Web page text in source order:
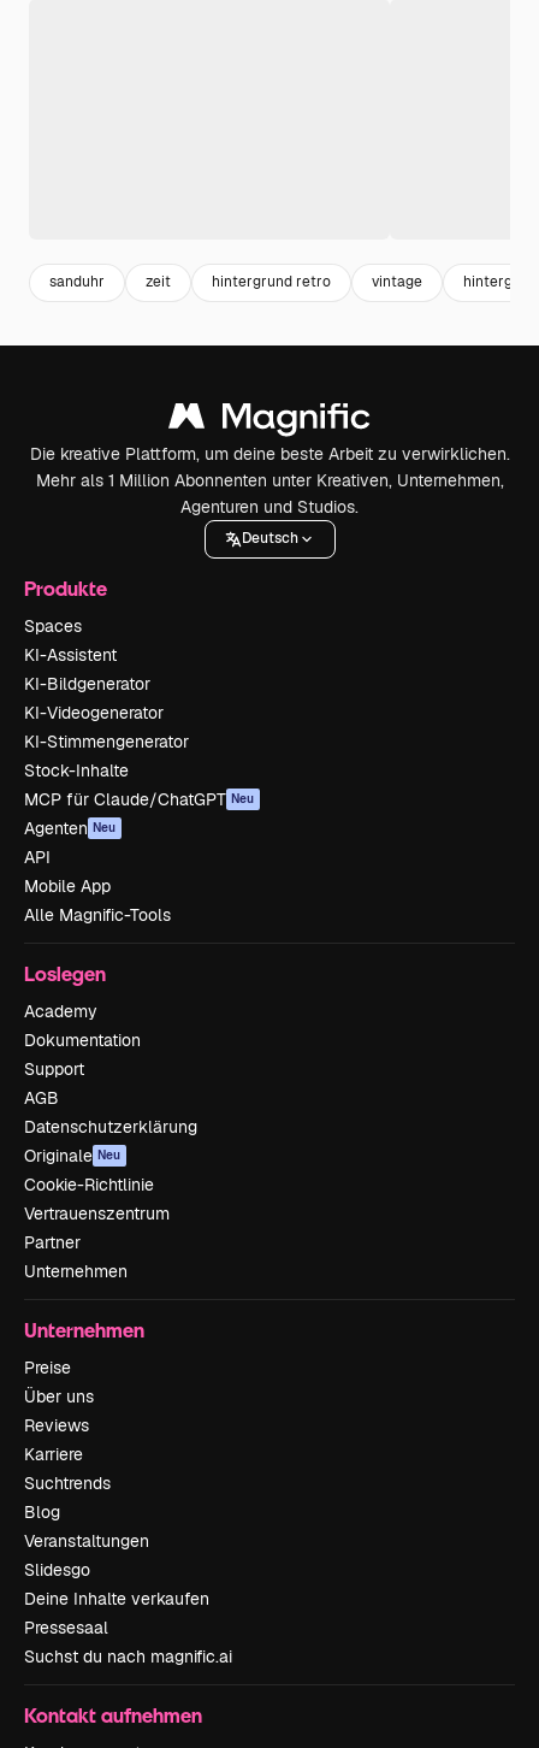
sanduhr zeit hintergrund retro vintage
Die kreative Plattform, um deine beste Arbeit zu verwirklichen.
Mehr als 1 Million Abonnenten unter Kreativen, Unternehmen,
Agenturen und Studios.
Deutsch
Produkte
Spaces
KI-Assistent
KI-Bildgenerator
KI-Videogenerator
KI-Stimmengenerator
Stock-Inhalte
MCP für Claude/ChatGPT Neu
Agenten Neu
API
Mobile App
Alle Magnific-Tools
Loslegen
Academy
Dokumentation
Support
AGB
Datenschutzerklärung
Originale Neu
Cookie-Richtlinie
Vertrauenszentrum
Partner
Unternehmen
Unternehmen
Preise
Über uns
Reviews
Karriere
Suchtrends
Blog
Veranstaltungen
Slidesgo
Deine Inhalte verkaufen
Pressesaal
Suchst du nach magnific.ai
Kontakt aufnehmen